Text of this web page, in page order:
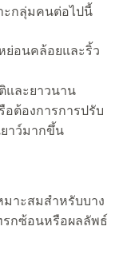
ะกลุ่มคนต่อไปนี้
ย่อนคล้อยและริ้ว
และยาวนาน
อต้องการการปรับ
าว์มากขึ้น
มาะสมสำหรับบาง
รกซ้อนหรือผลลัพธ์